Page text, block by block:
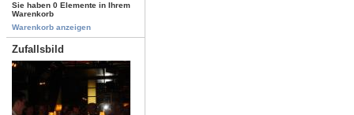
Sie haben 0 Elemente in Ihrem
Warenkorb
Warenkorb anzeigen
Zufallsbild